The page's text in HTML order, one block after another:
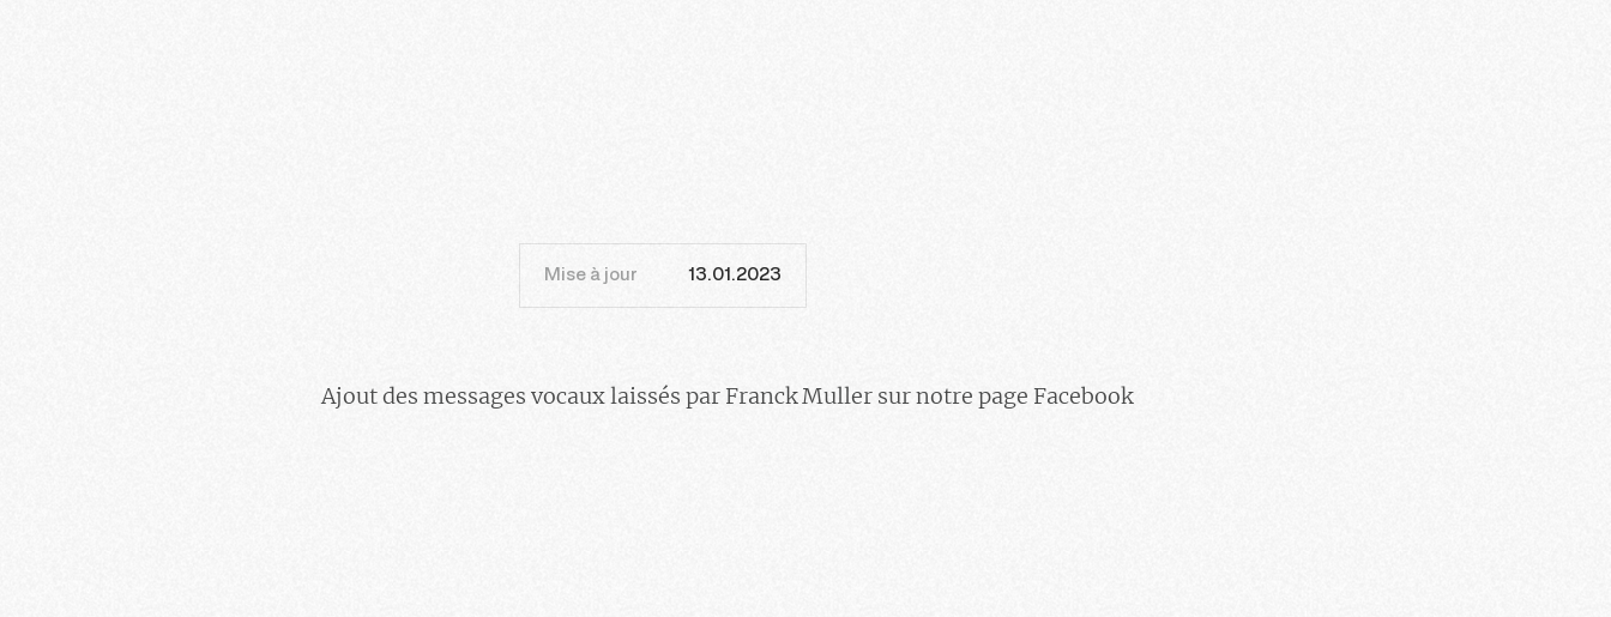
Mise à jour 13.01.2023
Ajout des messages vocaux laissés par Franck Muller sur notre page Facebook